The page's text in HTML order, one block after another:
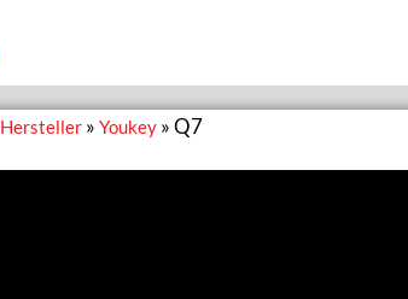
Hersteller » Youkey »Q7